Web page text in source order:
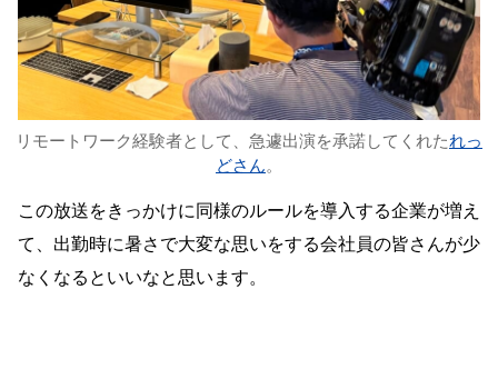
リモートワーク経験者として、急遽出演を承諾してくれたれっ
どさん。
この放送をきっかけに同様のルールを導入する企業が増え
て、出勤時に暑さで大変な思いをする会社員の皆さんが少
なくなるといいなと思います。